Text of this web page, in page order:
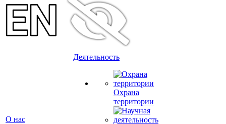
О нас
Деятельность
Охрана
территории